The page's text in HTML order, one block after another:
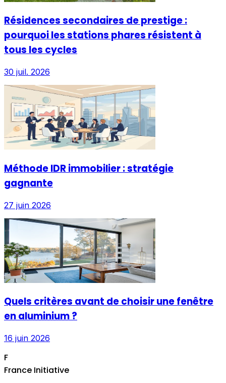
Résidences secondaires de prestige :
pourquoi les stations phares résistent à
tous les cycles
30 juil. 2026
Méthode IDR immobilier : stratégie
gagnante
27 juin 2026
Quels critères avant de choisir une fenêtre
en aluminium ?
16 juin 2026
F
France Initiative